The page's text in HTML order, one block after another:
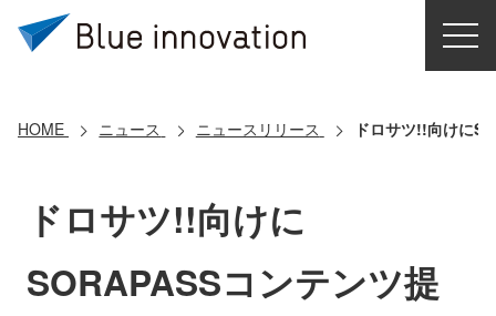
導入事例
コアテクノロジー
HOME ニュース ニュースリリース ドロサツ!!向けに
ドロサツ!!向けに
SORAPASSコンテンツ提